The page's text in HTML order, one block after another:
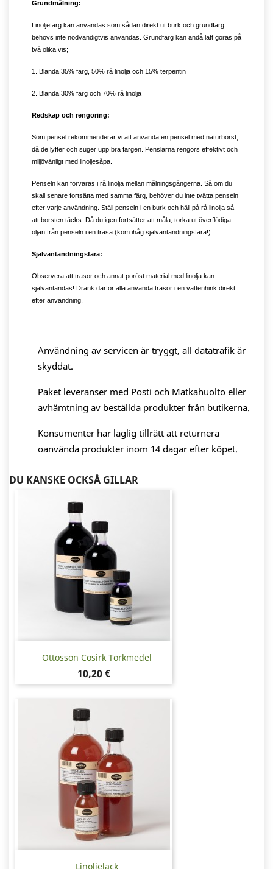
Grundmålning:
Linoljefärg kan användas som sådan direkt ut burk och grundfärg
behövs inte nödvändigtvis användas. Grundfärg kan ändå lätt göras på
två olika vis;
1. Blanda 35% färg, 50% rå linolja och 15% terpentin
2. Blanda 30% färg och 70% rå linolja
Redskap och rengöring:
Som pensel rekommenderar vi att använda en pensel med naturborst,
då de lyfter och suger upp bra färgen. Penslarna rengörs effektivt och
miljövänligt med linoljesåpa.
Penseln kan förvaras i rå linolja mellan målningsgångerna. Så om du
skall senare fortsätta med samma färg, behöver du inte tvätta penseln
efter varje användning. Ställ penseln i en burk och häll på rå linolja så
att borsten täcks. Då du igen fortsätter att måla, torka ut överflödiga
oljan från penseln i en trasa (kom ihåg självantändningsfara!).
Självantändningsfara:
Observera att trasor och annat poröst material med linolja kan
självantändas! Dränk därför alla använda trasor i en vattenhink direkt
efter användning.
Användning av servicen är tryggt, all datatrafik är
skyddat.
Paket leveranser med Posti och Matkahuolto eller
avhämtning av beställda produkter från butikerna.
Konsumenter har laglig tillrätt att returnera
oanvända produkter inom 14 dagar efter köpet.
DU KANSKE OCKSÅ GILLAR
Ottosson Cosirk Torkmedel
Pris
10,20 €
Linoljelack